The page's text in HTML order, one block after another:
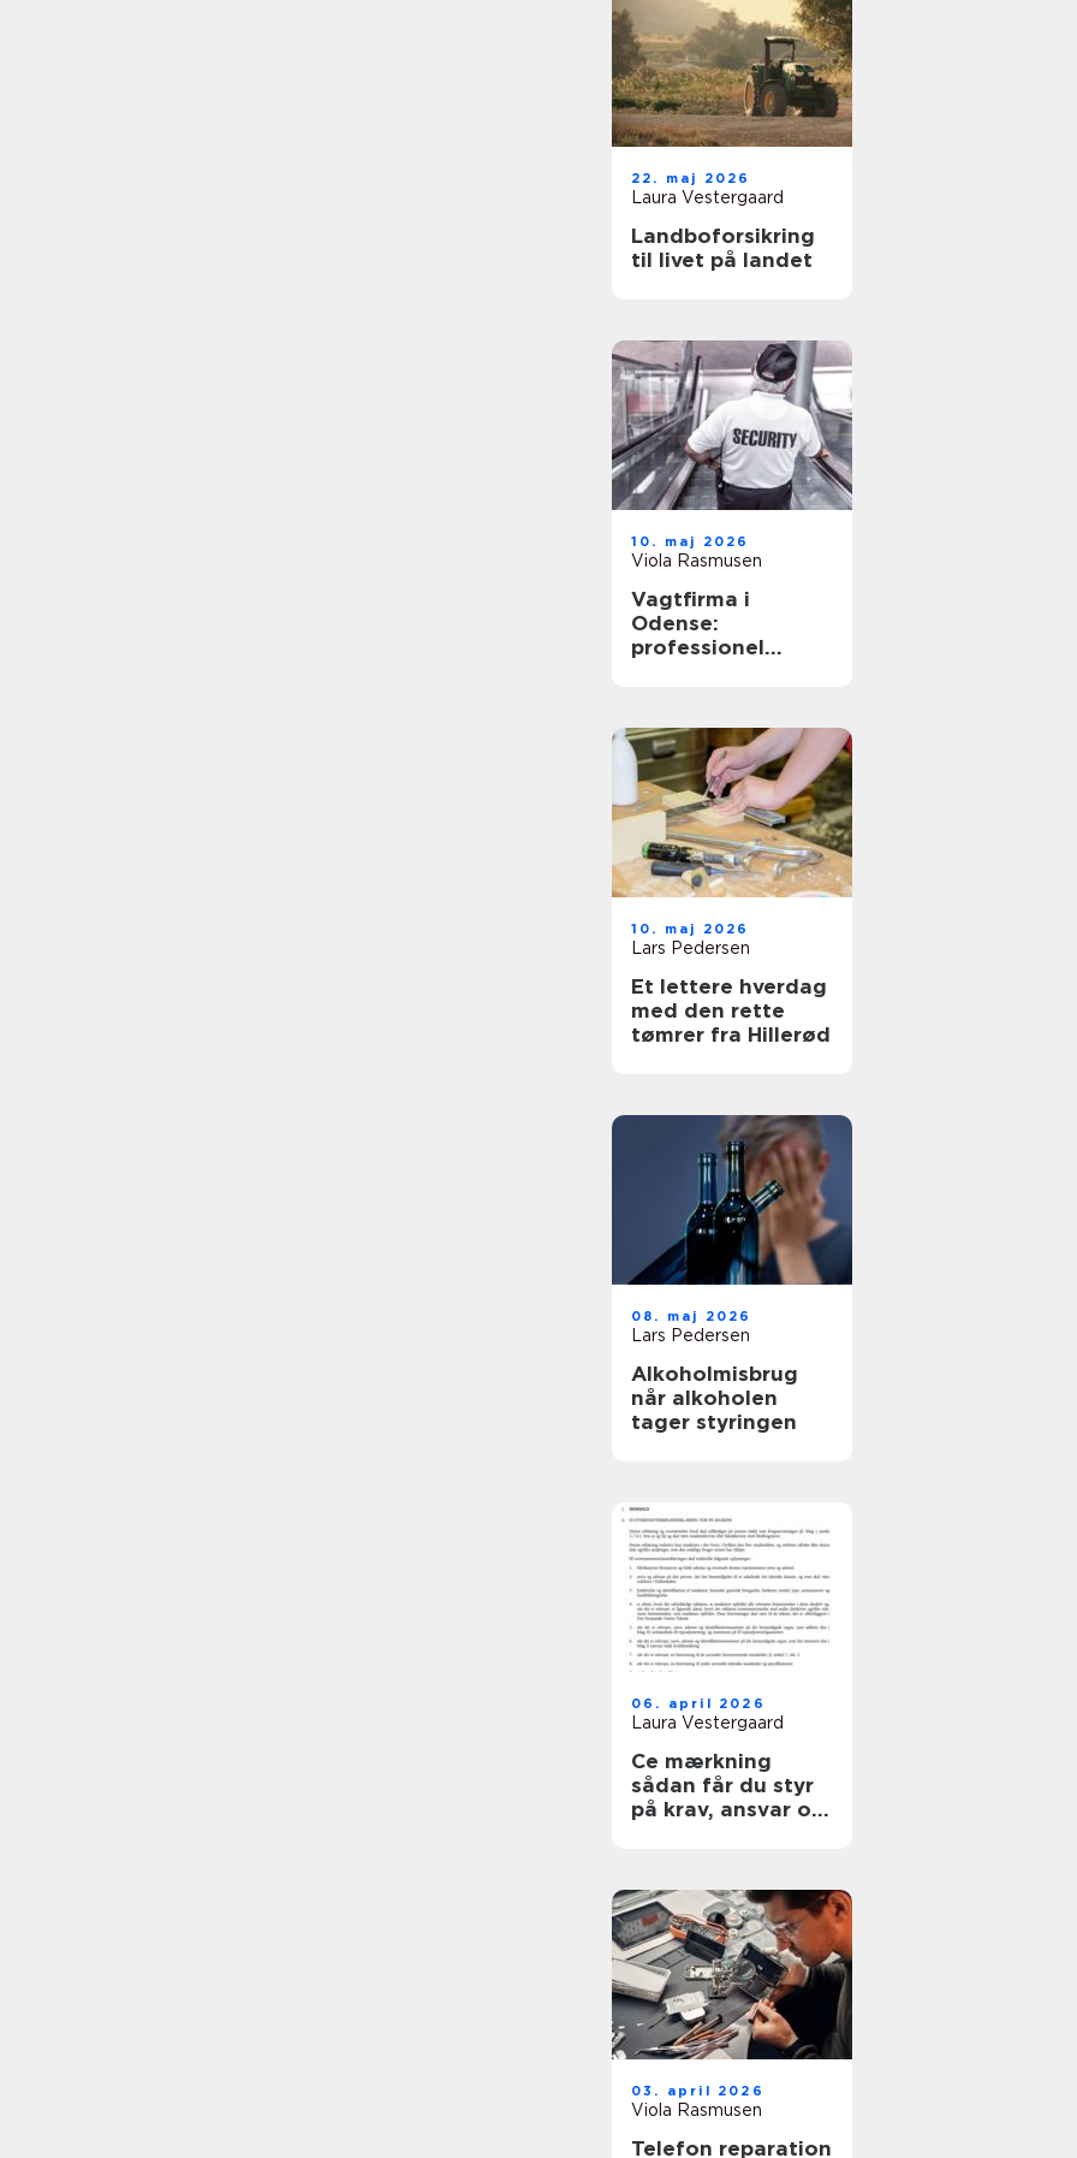
22. maj 2026
Laura Vestergaard
Landboforsikring
til livet på landet
10. maj 2026
Viola Rasmusen
Vagtfirma i
Odense:
professionel
10. maj 2026
Lars Pedersen
Et lettere hverdag
med den rette
tømrer fra Hillerød
08. maj 2026
Lars Pedersen
Alkoholmisbrug
når alkoholen
tager styringen
06. april 2026
Laura Vestergaard
Ce mærkning
sådan får du styr
på krav, ansvar og
03. april 2026
Viola Rasmusen
Telefon reparation